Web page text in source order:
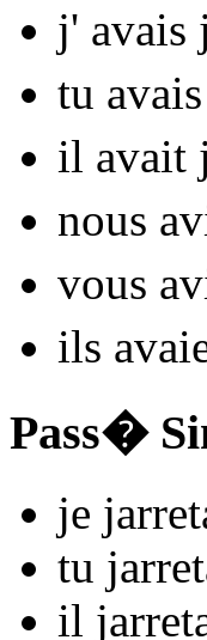
j' avais
tu
il avait
nous
vous
ils
Pass�
je jarret
tu jarret
il jarret